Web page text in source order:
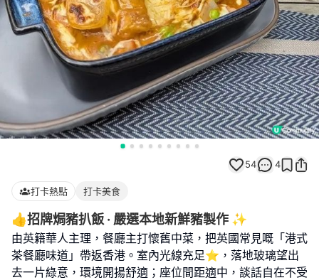
54 4
打卡熱點 打卡美食
👍招牌焗豬扒飯 · 嚴選本地新鮮豬製作 ✨
由英籍華人主理，餐廳主打懷舊中菜，把英國常見嘅「港式
茶餐廳味道」帶返香港。室內光線充足⭐，落地玻璃望出
去一片綠意，環境開揚舒適；座位間距適中，談話自在不受